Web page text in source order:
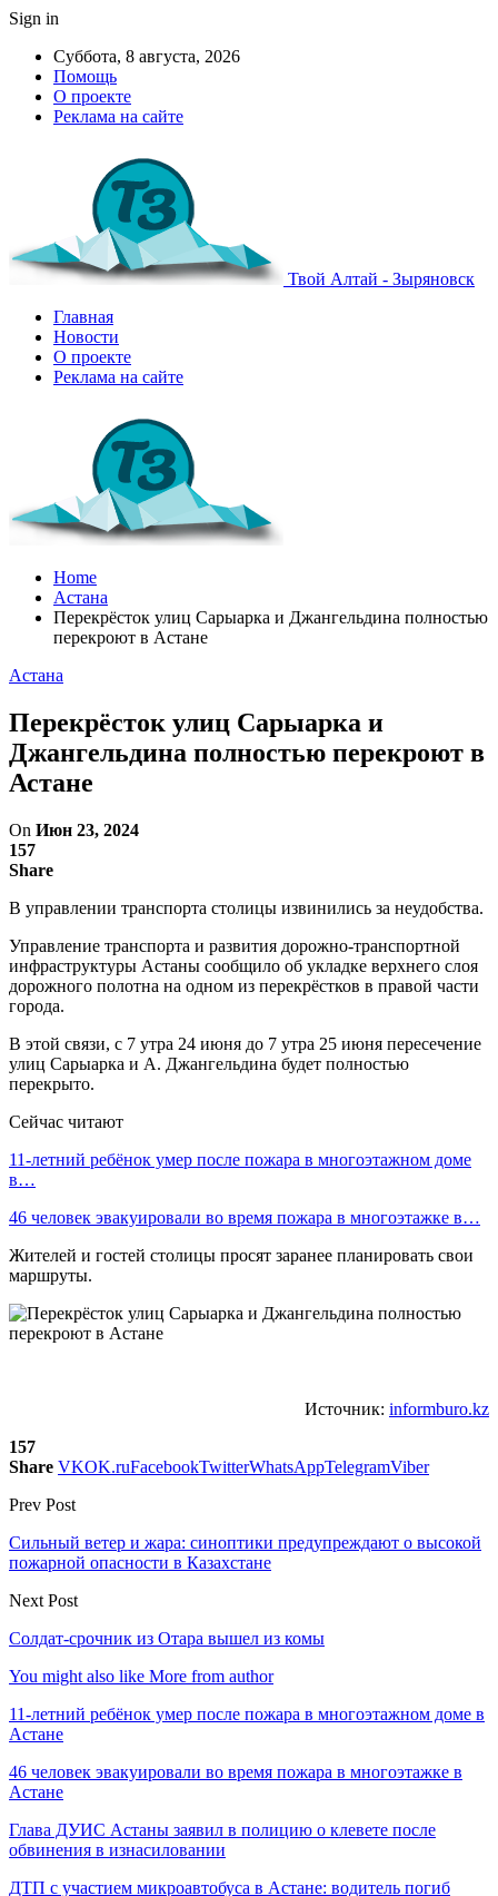
Sign in
Суббота, 8 августа, 2026
Помощь
О проекте
Реклама на сайте
Твой Алтай - Зыряновск
Главная
Новости
О проекте
Реклама на сайте
Home
Астана
Перекрёсток улиц Сарыарка и Джангельдина полностью
перекроют в Астане
Астана
Перекрёсток улиц Сарыарка и
Джангельдина полностью перекроют в
Астане
On Июн 23, 2024
157
Share
В управлении транспорта столицы извинились за неудобства.
Управление транспорта и развития дорожно-транспортной
инфраструктуры Астаны сообщило об укладке верхнего слоя
дорожного полотна на одном из перекрёстков в правой части
города.
В этой связи, с 7 утра 24 июня до 7 утра 25 июня пересечение
улиц Сарыарка и А. Джангельдина будет полностью
перекрыто.
Сейчас читают
11-летний ребёнок умер после пожара в многоэтажном доме
в…
46 человек эвакуировали во время пожара в многоэтажке в…
Жителей и гостей столицы просят заранее планировать свои
маршруты.
Источник: informburo.kz
157
Share VKOK.ruFacebookTwitterWhatsAppTelegramViber
Prev Post
Сильный ветер и жара: синоптики предупреждают о высокой
пожарной опасности в Казахстане
Next Post
Солдат-срочник из Отара вышел из комы
You might also like More from author
11-летний ребёнок умер после пожара в многоэтажном доме в
Астане
46 человек эвакуировали во время пожара в многоэтажке в
Астане
Глава ДУИС Астаны заявил в полицию о клевете после
обвинения в изнасиловании
ДТП с участием микроавтобуса в Астане: водитель погиб